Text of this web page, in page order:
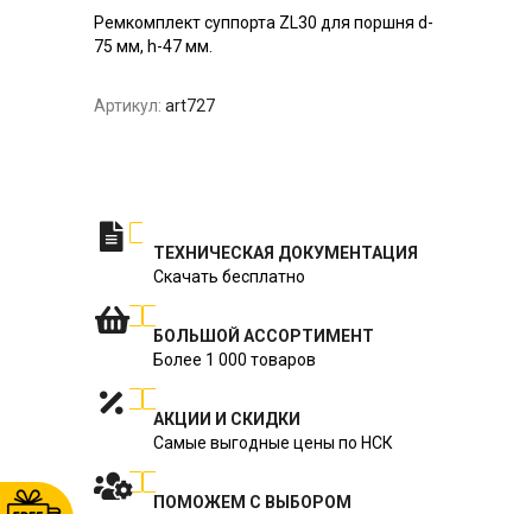
Ремкомплект суппорта ZL30 для поршня d-
75 мм, h-47 мм.
Артикул: art727
ТЕХНИЧЕСКАЯ ДОКУМЕНТАЦИЯ
Скачать бесплатно
БОЛЬШОЙ АССОРТИМЕНТ
Более 1 000 товаров
АКЦИИ И СКИДКИ
Самые выгодные цены по НСК
ПОМОЖЕМ С ВЫБОРОМ